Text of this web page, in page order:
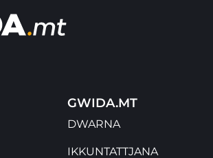
GWIDA.MT
DWARNA
IKKUNTATTJANA